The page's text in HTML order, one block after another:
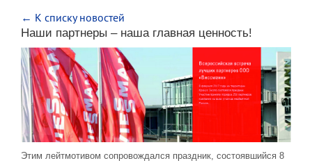
← К списку новостей
Наши партнеры – наша главная ценность!
Этим лейтмотивом сопровождался праздник, состоявшийся 8